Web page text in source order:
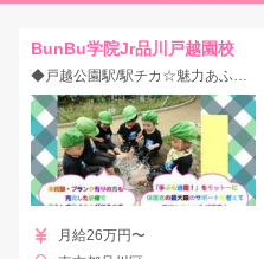
BunBu学院Jr品川戸越園校
◆戸越公園駅/駅チカ☆魅力あふれる子どもになるよう楽しく学べる環境の認証保育所
月給26万円〜